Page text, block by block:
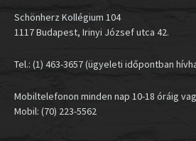
Schönherz Kollégium 104
1117 Budapest, Irinyi József utca 42.
Tel.: (1) 463-3657 (ügyeleti időpontban
Mobiltelefonon minden nap 10-18 óráig
Mobil: (70) 223-5562